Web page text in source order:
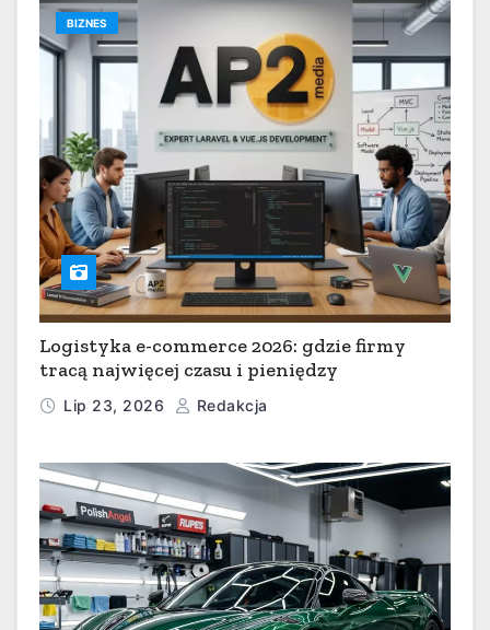
BIZNES
Logistyka e-commerce 2026: gdzie firmy
tracą najwięcej czasu i pieniędzy
Lip 23, 2026 Redakcja